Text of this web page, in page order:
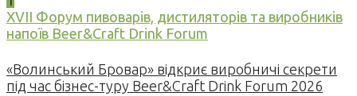
XVII Форум пивоварів, дистиляторів та виробників
напоїв Beer&Craft Drink Forum
«Волинський Бровар» відкриє виробничі секрети
під час бізнес-туру Beer&Craft Drink Forum 2026